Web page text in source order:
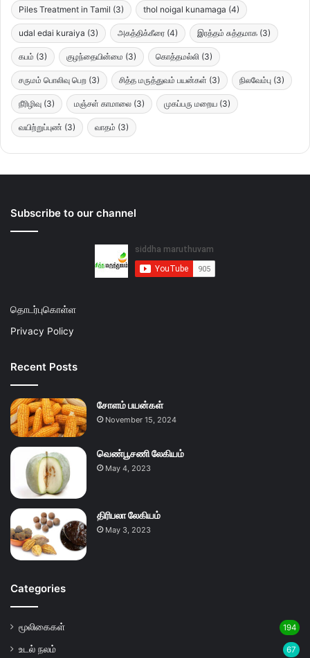
Piles Treatment in Tamil (3) thol noigal kunamaga (4)
udal edai kuraiya (3) அகத்திக்கீரை (4) இரத்தம் சுத்தமாக (3)
கபம் (3) குழந்தையின்மை (3) கொத்தமல்லி (3)
சருமம் பொலிவு பெற (3) சித்த மருத்துவம் பயன்கள் (3) நிலவேம்பு (3)
நீரிழிவு (3) மஞ்சள் காமாலை (3) முகப்பரு மறைய (3)
வயிற்றுப்புண் (3) வாதம் (3)
Subscribe to our channel
தொடர்புகொள்ள
Privacy Policy
Recent Posts
சோளம் பயன்கள்
November 15, 2024
வெண்பூசணி லேகியம்
May 4, 2023
திரிபலா லேகியம்
May 3, 2023
Categories
மூலிகைகள் 194
உடல் நலம் 67